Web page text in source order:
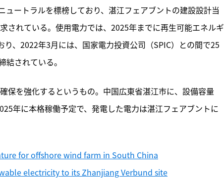
ートラルを標榜しており、湛江フェアブントの建設設計当
されている。使用電力では、2025年までに再生可能エネルギ
、2022年3月には、国家電力投資公司（SPIC）との間で25
されている。
保を強化するというもの。中国広東省湛江市に、設備容量
年に本格稼働予定で、発電した電力は湛江フェアブントに
for offshore wind farm in South China
electricity to its Zhanjiang Verbund site